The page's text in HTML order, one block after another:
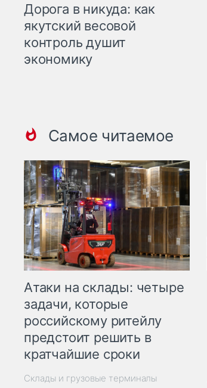
Дорога в никуда: как
якутский весовой
контроль душит
экономику
Самое читаемое
Атаки на склады: четыре
задачи, которые
российскому ритейлу
предстоит решить в
кратчайшие сроки
Склады и грузовые терминалы